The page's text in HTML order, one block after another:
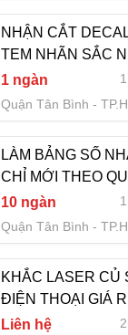
NHẬN CẮT
TEM NHÃN SẮC
CẦU - LH 0775
1 ngàn
Quận Tân Bình
LÀM BẢNG SỐ
CHỈ MỚI THEO
NHẬP HÀNH
909
10 ngàn
Quận Tân Bình
KHẮC LASER CỦ
ĐIỆN THOẠI GIÁ
TOÀN QUỐC - LH
Liên hệ